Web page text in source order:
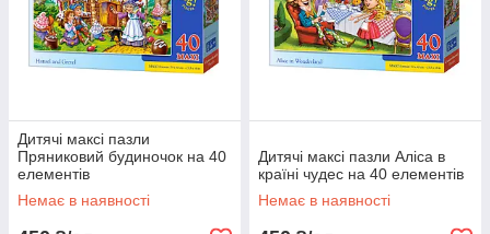
Дитячі максі пазли
Пряниковий будиночок на 40
елементів
Немає в наявності
Дитячі максі пазли Аліса в
країні чудес на 40 елементів
Немає в наявності